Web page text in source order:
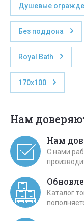
Душевые
Без поддона
Royal Bath
170x100
Нам
Нам
С нами
Каталог